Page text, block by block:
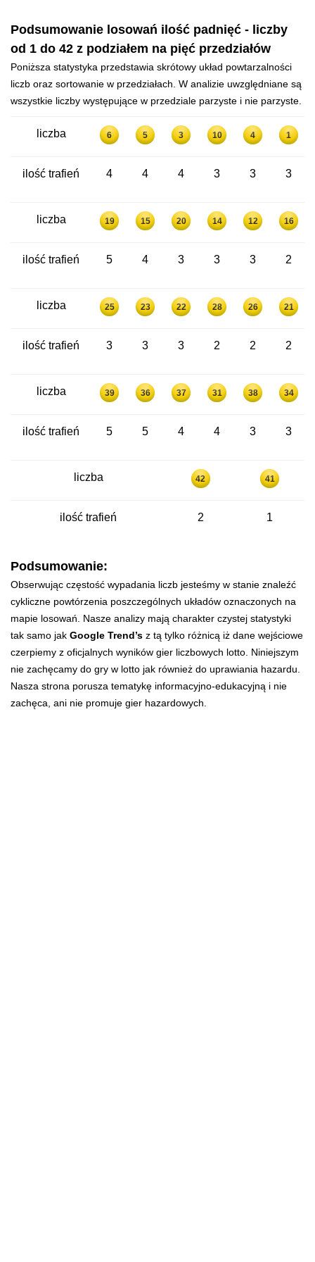
Podsumowanie losowań ilość padnięć - liczby
od 1 do 42 z podziałem na pięć przedziałów
Poniższa statystyka przedstawia skrótowy układ powtarzalności
liczb oraz sortowanie w przedziałach. W analizie uwzględniane są
wszystkie liczby występujące w przedziale parzyste i nie parzyste.
liczba 6 5 3 10 4 1
ilość trafień 4 4 4 3 3 3
liczba 19 15 20 14 12 16
ilość trafień 5 4 3 3 3 2
liczba 25 23 22 28 26 21
ilość trafień 3 3 3 2 2 2
liczba 39 36 37 31 38 34
ilość trafień 5 5 4 4 3 3
liczba 42 41
ilość trafień 2 1
Podsumowanie:
Obserwując częstość wypadania liczb jesteśmy w stanie znaleźć
cykliczne powtórzenia poszczególnych układów oznaczonych na
mapie losowań. Nasze analizy mają charakter czystej statystyki
tak samo jak Google Trend’s z tą tylko różnicą iż dane wejściowe
czerpiemy z oficjalnych wyników gier liczbowych lotto. Niniejszym
nie zachęcamy do gry w lotto jak również do uprawiania hazardu.
Nasza strona porusza tematykę informacyjno-edukacyjną i nie
zachęca, ani nie promuje gier hazardowych.